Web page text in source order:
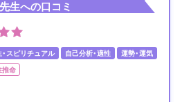
生への口コミ
・スピリチュアル 自己分析・適性 運勢・運気
推命